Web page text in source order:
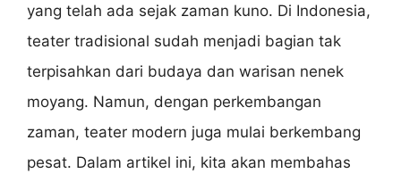
yang telah ada sejak zaman kuno. Di Indonesia,
teater tradisional sudah menjadi bagian tak
terpisahkan dari budaya dan warisan nenek
moyang. Namun, dengan perkembangan
zaman, teater modern juga mulai berkembang
pesat. Dalam artikel ini, kita akan membahas